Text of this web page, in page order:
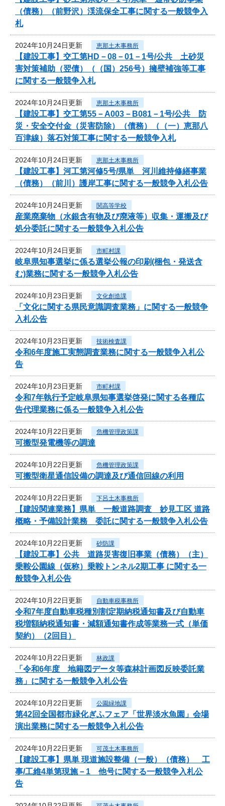
（債務）（前野沢）渓流保全工事に関する一般競争入
札
2024年10月24日更新 恵那土木事務所
【建設工事】交工第HD－08－01－1号/公共 土砂災
害対策補助（翌債）（（国）256号）擁壁補強等工事
に関する一般競争入札
2024年10月24日更新 恵那土木事務所
【建設工事】交工第55－A003－B081－1号/公共 防
災・安全交付金（災害防除）（債務）（（一）恵那八
百津線）落石対策工事に関する一般競争入札
2024年10月24日更新 恵那土木事務所
【建設工事】河工第河修5号/県単 河川維持修繕事業
（債務）（前川）護岸工事に関する一般競争入札公告
2024年10月24日更新 関高等学校
産業廃棄物（水銀含有物及び廃液等）収集・運搬及び
処分委託に関する一般競争入札公告
2024年10月24日更新 市町村課
岐阜県知事選挙に係る選挙公報の印刷(梱包・発送含
む)業務に関する一般競争入札公告
2024年10月23日更新 文化創造課
「文化に関する県民意識調査業務」に関する一般競争
入札公告
2024年10月23日更新 技術検査課
令和6年度施工実態調査業務に関する一般競争入札公
告
2024年10月23日更新 市町村課
令和7年執行予定岐阜県知事選挙啓発に関する各種広
告代理業務に係る一般競争入札公告
2024年10月22日更新 危機管理政策課
可搬型発電機等の調達
2024年10月22日更新 危機管理政策課
可搬型衛星通信設備の調達及び通信回線の利用
2024年10月22日更新 下呂土木事務所
【建設関連業務】県単 一般道路調査 妙見工区 道路
概略・予備設計業務 委託に関する一般競争入札公告
2024年10月22日更新 砂防課
【建設工事】公共 道路災害復旧事業（債務）（主）
乗鞍公園線（仮称）乗鞍トンネル2期工事 に関する一
般競争入札公告
2024年10月22日更新 自動車税事務所
令和7年度自動車税種別割定期納税通知書及び自動車
税増額納税通知書・減額通知書作成等業務一式（単価
契約）（2回目）
2024年10月22日更新 林政課
「令和6年度 地籍図データ等森林計画図反映委託業
務」に関する一般競争入札公告
2024年10月22日更新 公園緑地課
第42回全国都市緑化ぎふフェア「世界淡水魚園」会場
演出業務に関する一般競争入札公告
2024年10月22日更新 可茂土木事務所
【建設工事】県単 現道施設整備（一般）（債務） 工
事/工維4単第現施－1 他号に関する一般競争入札公
告